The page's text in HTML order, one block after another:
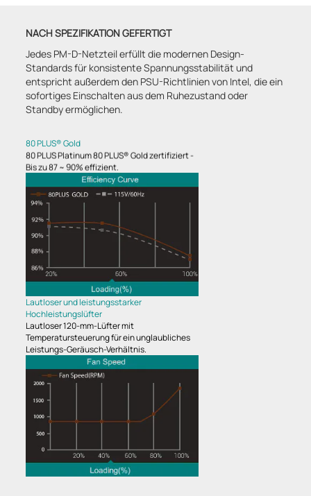
NACH SPEZIFIKATION GEFERTIGT
Jedes PM-D-Netzteil erfüllt die modernen Design-
Standards für konsistente Spannungsstabilität und
entspricht außerdem den PSU-Richtlinien von Intel, die ein
sofortiges Einschalten aus dem Ruhezustand oder
Standby ermöglichen.
80 PLUS® Gold
80 PLUS Platinum 80 PLUS® Gold zertifiziert -
Bis zu 87 ~ 90% effizient.
Lautloser und leistungsstarker
Hochleistungslüfter
Lautloser 120-mm-Lüfter mit
Temperatursteuerung für ein unglaubliches
Leistungs-Geräusch-Verhältnis.